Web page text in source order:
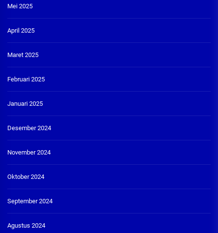
Mei 2025
April 2025
Maret 2025
Februari 2025
Januari 2025
Desember 2024
November 2024
Oktober 2024
September 2024
Agustus 2024